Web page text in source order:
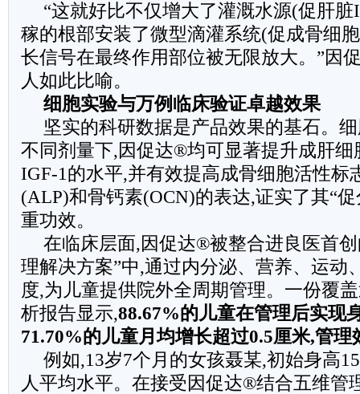
“这就好比不仅增大了灌溉水源(促肝
稼的根部安装了微型滴灌系统(促成骨细
长信号在最终作用部位被无限放大。”因
人如此比喻。
细胞实验与万例临床验证卓越效果
坚实的科研数据是产品效果的基石。
不同剂量下,因促达®均可显著提升成肝细
IGF-1的水平,并有效提高成骨细胞活性标
(ALP)和骨钙素(OCN)的表达,证实了其“
重功效。
在临床层面,因促达®被整合进良医首
理解决方案”中,通过内分泌、营养、运动
度,为儿童提供院外全周期管理。一份覆
析报告显示,88.67%的儿童在管理后实现
71.70%的儿童月均增长超过0.5厘米,管理
例如,13岁7个月的女孩聂某,初始身高
人平均水平。在接受因促达®结合五维管